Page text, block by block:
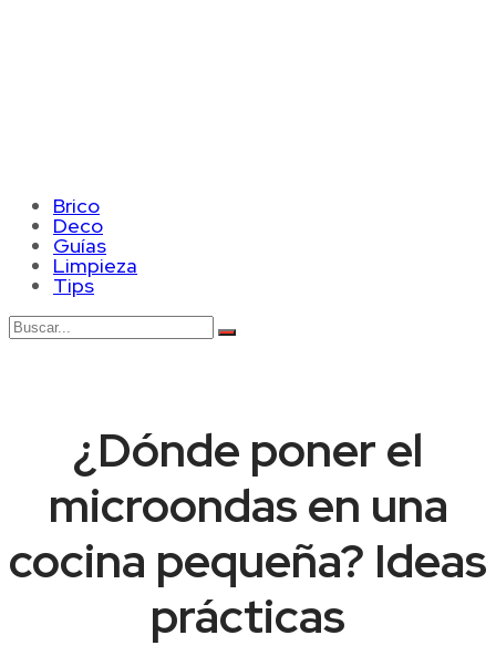
Brico
Deco
Guías
Limpieza
Tips
¿Dónde poner el
microondas en una
cocina pequeña? Ideas
prácticas